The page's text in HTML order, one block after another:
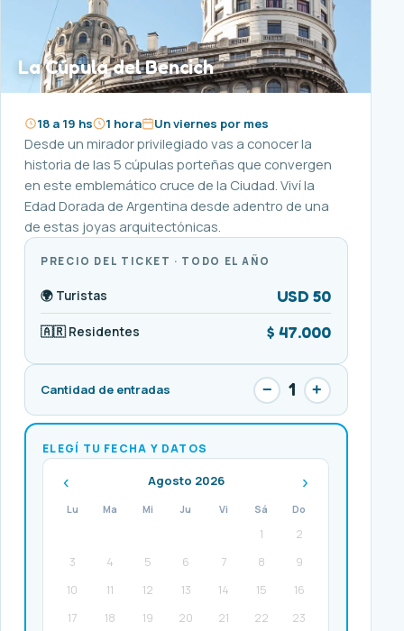
La Cúpula del Bencich
18 a 19 hs 1 hora Un viernes por mes
Desde un mirador privilegiado vas a conocer la
historia de las 5 cúpulas porteñas que convergen
en este emblemático cruce de la Ciudad. Viví la
Edad Dorada de Argentina desde adentro de una
de estas joyas arquitectónicas.
PRECIO DEL TICKET · TODO EL AÑO
🌍 Turistas USD 50
🇦🇷 Residentes $ 47.000
Cantidad de entradas − 1 +
ELEGÍ TU FECHA Y DATOS
‹ Agosto 2026 ›
Lu Ma Mi Ju Vi Sá Do
1
2
3
4 5 6 7 8
9
10
11 12 13 14 15
16
17
18 19 20 21 22
23